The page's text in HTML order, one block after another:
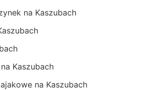
na Kaszubach
Kaszubach
na Kaszubach